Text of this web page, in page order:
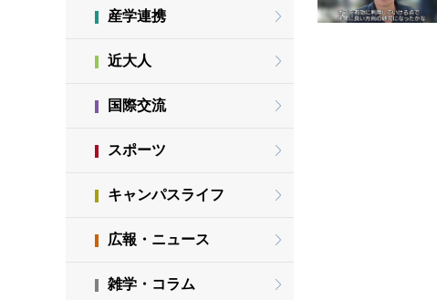
産学連携
近大人
国際交流
スポーツ
キャンパスライフ
広報・ニュース
雑学・コラム